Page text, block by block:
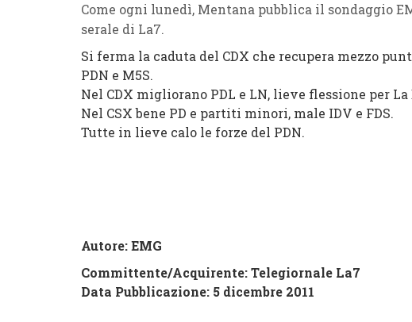
Come ogni lunedì, Mentana pubblica il sondaggio
serale di La7.
Si ferma la caduta del CDX che recupera mezzo
PDN e M5S.
Nel CDX migliorano PDL e LN, lieve flessione per La
Nel CSX bene PD e partiti minori, male IDV e FDS.
Tutte in lieve calo le forze del PDN.
Autore: EMG
Committente/Acquirente:Telegiornale La7
Data Pubblicazione: 5 dicembre 2011